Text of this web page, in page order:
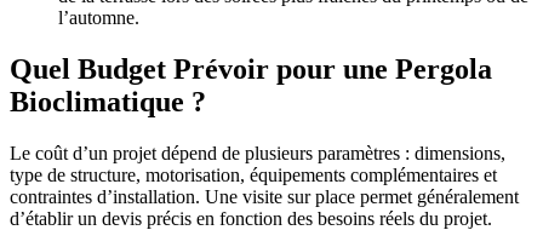
l’automne.
Quel Budget Prévoir pour une Pergola
Bioclimatique ?
Le coût d’un projet dépend de plusieurs paramètres : dimensions,
type de structure, motorisation, équipements complémentaires et
contraintes d’installation. Une visite sur place permet généralement
d’établir un devis précis en fonction des besoins réels du projet.